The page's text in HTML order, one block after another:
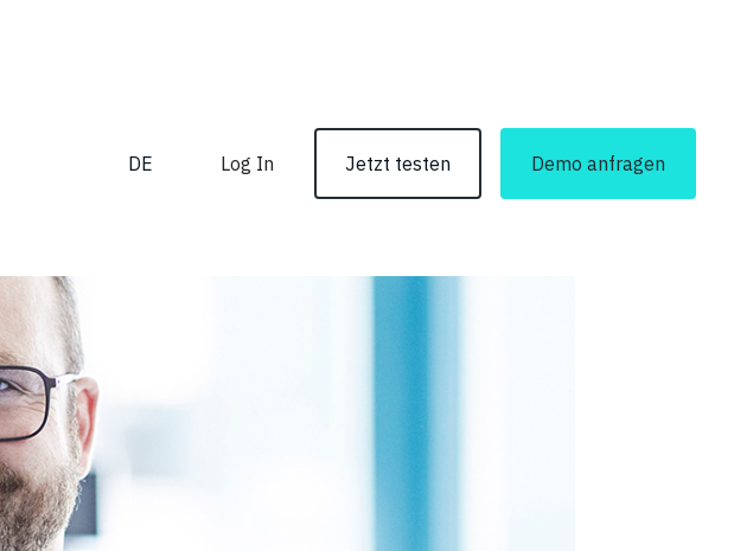
DE Log In Jetzt testen Demo anfragen